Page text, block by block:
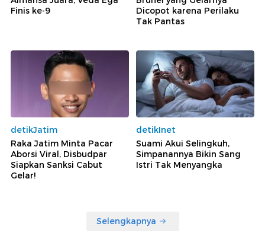
Finis ke-9
Dicopot karena Perilaku
Tak Pantas
detikJatim
Raka Jatim Minta Pacar
Aborsi Viral, Disbudpar
Siapkan Sanksi Cabut
Gelar!
detikInet
Suami Akui Selingkuh,
Simpanannya Bikin Sang
Istri Tak Menyangka
Selengkapnya